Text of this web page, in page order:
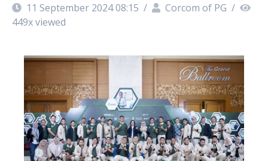
11 September 2024 08:15 / Corcom of PG /
449x viewed